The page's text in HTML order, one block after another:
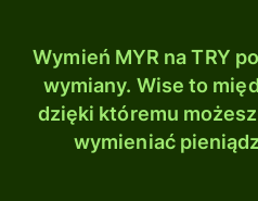
Wymień MYR na TRY
wymiany. Wise to
dzięki któremu
wymieniać